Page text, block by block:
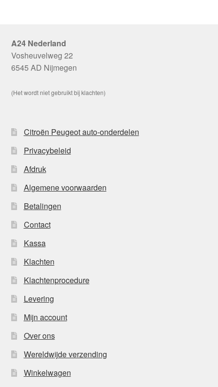
A24 Nederland
Vosheuvelweg 22
6545 AD Nijmegen
(Het wordt niet gebruikt bij klachten)
Citroën Peugeot auto-onderdelen
Privacybeleid
Afdruk
Algemene voorwaarden
Betalingen
Contact
Kassa
Klachten
Klachtenprocedure
Levering
Mijn account
Over ons
Wereldwijde verzending
Winkelwagen